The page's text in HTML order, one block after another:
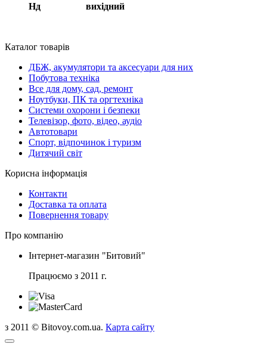
Нд вихідний
Каталог товарів
ДБЖ, акумулятори та аксесуари для них
Побутова техніка
Все для дому, сад, ремонт
Ноутбуки, ПК та оргтехніка
Системи охорони і безпеки
Телевізор, фото, відео, аудіо
Автотовари
Спорт, відпочинок і туризм
Дитячий світ
Корисна інформація
Контакти
Доставка та оплата
Повернення товару
Про компанію
Інтернет-магазин "Битовий"
Працюємо з 2011 г.
з 2011 © Bitovoy.com.ua. Карта сайту